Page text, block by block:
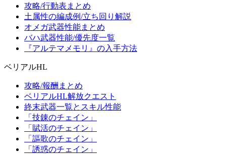
攻略/行動表まとめ
土属性の編成例/立ち回り解説
オメガ武器性能まとめ
バハ武器性能/優先度一覧
『アルテマメモリ』の入手方法
ベリアルHL
攻略/報酬まとめ
ベリアルHL解放クエスト
終末武器一覧とスキル性能
「技錬のチェイン」
「賦活のチェイン」
「謳歌のチェイン」
「誘惑のチェイン」